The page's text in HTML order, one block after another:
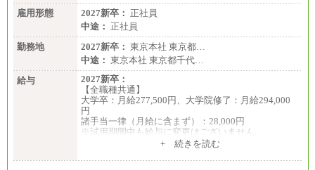
雇用形態
2027新卒： 正社員
中途： 正社員
勤務地
2027新卒： 東京本社 東京都…
中途： 東京本社 東京都千代…
給与
2027新卒：
【全職種共通】
大学卒：月給277,500円、大学院修了：月給294,000
円
諸手当一律（月給に含まず）：28,000円
※試用期間中も給与に変更はございません
月給370,000円～
+ 続きを読む